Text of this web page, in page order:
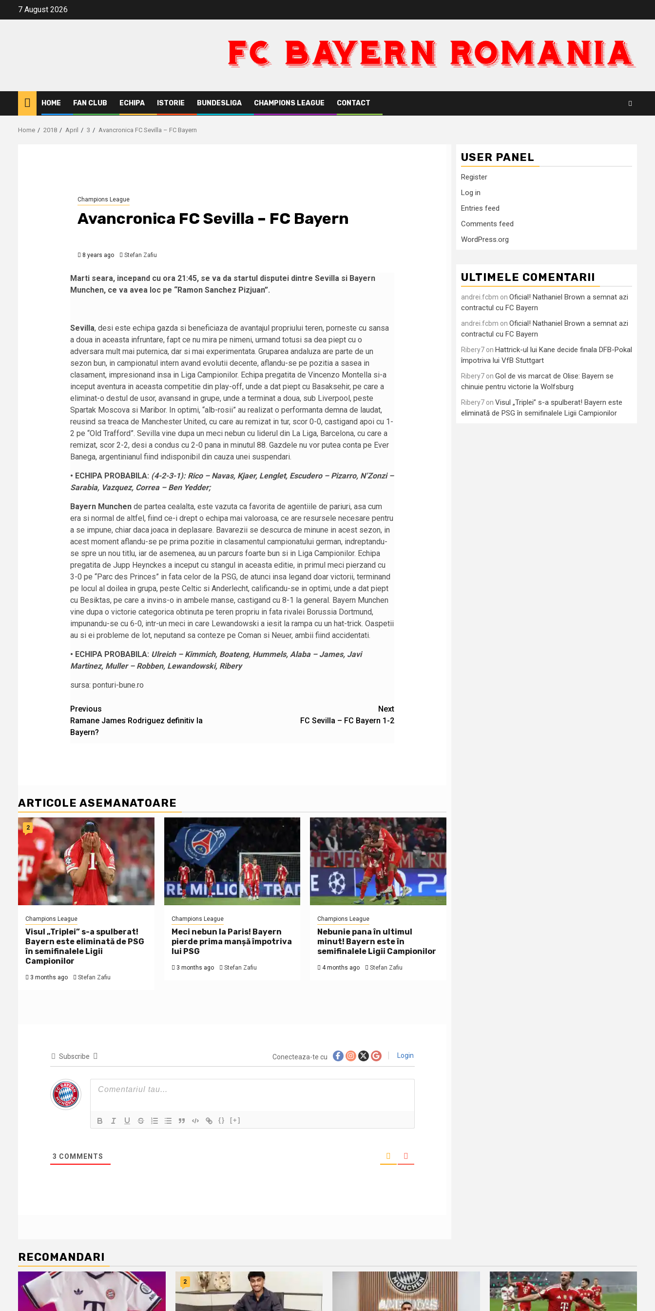
7 August 2026
HOME FAN CLUB ECHIPA ISTORIE BUNDESLIGA CHAMPIONS LEAGUE CONTACT
Home 2018 April 3 Avancronica FC Sevilla – FC Bayern
Champions League
Avancronica FC Sevilla – FC Bayern
8 years ago Stefan Zafiu
Marti seara, incepand cu ora 21:45, se va da startul disputei dintre Sevilla si Bayern
Munchen, ce va avea loc pe “Ramon Sanchez Pizjuan”.
Sevilla, desi este echipa gazda si beneficiaza de avantajul propriului teren, porneste cu sansa
a doua in aceasta infruntare, fapt ce nu mira pe nimeni, urmand totusi sa dea piept cu o
adversara mult mai puternica, dar si mai experimentata. Gruparea andaluza are parte de un
sezon bun, in campionatul intern avand evolutii decente, aflandu-se pe pozitia a sasea in
clasament, impresionand insa in Liga Campionilor. Echipa pregatita de Vincenzo Montella si-a
inceput aventura in aceasta competitie din play-off, unde a dat piept cu Basaksehir, pe care a
eliminat-o destul de usor, avansand in grupe, unde a terminat a doua, sub Liverpool, peste
Spartak Moscova si Maribor. In optimi, “alb-rosii” au realizat o performanta demna de laudat,
reusind sa treaca de Manchester United, cu care au remizat in tur, scor 0-0, castigand apoi cu 1-
2 pe “Old Trafford”. Sevilla vine dupa un meci nebun cu liderul din La Liga, Barcelona, cu care a
remizat, scor 2-2, desi a condus cu 2-0 pana in minutul 88. Gazdele nu vor putea conta pe Ever
Banega, argentinianul fiind indisponibil din cauza unei suspendari.
• ECHIPA PROBABILA: (4-2-3-1): Rico – Navas, Kjaer, Lenglet, Escudero – Pizarro, N’Zonzi –
Sarabia, Vazquez, Correa – Ben Yedder;
Bayern Munchende partea cealalta, este vazuta ca favorita de agentiile de pariuri, asa cum
era si normal de altfel, fiind ce-i drept o echipa mai valoroasa, ce are resursele necesare pentru
a se impune, chiar daca joaca in deplasare. Bavarezii se descurca de minune in acest sezon, in
acest moment aflandu-se pe prima pozitie in clasamentul campionatului german, indreptandu-
se spre un nou titlu, iar de asemenea, au un parcurs foarte bun si in Liga Campionilor. Echipa
pregatita de Jupp Heynckes a inceput cu stangul in aceasta editie, in primul meci pierzand cu
3-0 pe “Parc des Princes” in fata celor de la PSG, de atunci insa legand doar victorii, terminand
pe locul al doilea in grupa, peste Celtic si Anderlecht, calificandu-se in optimi, unde a dat piept
cu Besiktas, pe care a invins-o in ambele manse, castigand cu 8-1 la general. Bayern Munchen
vine dupa o victorie categorica obtinuta pe teren propriu in fata rivalei Borussia Dortmund,
impunandu-se cu 6-0, intr-un meci in care Lewandowski a iesit la rampa cu un hat-trick. Oaspetii
au si ei probleme de lot, neputand sa conteze pe Coman si Neuer, ambii fiind accidentati.
• ECHIPA PROBABILA: Ulreich – Kimmich, Boateng, Hummels, Alaba – James, Javi
Martinez, Muller – Robben, Lewandowski, Ribery
sursa: ponturi-bune.ro
Post
navigation
Previous
Ramane James Rodriguez definitiv la
Bayern?
Next
FC Sevilla – FC Bayern 1-2
ARTICOLE ASEMANATOARE
2
Champions League
Visul „Triplei” s-a spulberat!
Bayern este eliminată de PSG
în semifinalele Ligii
Campionilor
3 months ago Stefan Zafiu
Champions League
Meci nebun la Paris! Bayern
pierde prima manșă împotriva
lui PSG
3 months ago Stefan Zafiu
Champions League
Nebunie pana în ultimul
minut! Bayern este în
semifinalele Ligii Campionilor
4 months ago Stefan Zafiu
Subscribe Conecteaza-te cu Login
{} [+]
3 COMMENTS
USER PANEL
Register
Log in
Entries feed
Comments feed
WordPress.org
ULTIMELE COMENTARII
andrei.fcbm on Oficial! Nathaniel Brown a semnat azi
contractul cu FC Bayern
andrei.fcbm on Oficial! Nathaniel Brown a semnat azi
contractul cu FC Bayern
Ribery7 on Hattrick-ul lui Kane decide finala DFB-Pokal
împotriva lui VfB Stuttgart
Ribery7 on Gol de vis marcat de Olise: Bayern se
chinuie pentru victorie la Wolfsburg
Ribery7 on Visul „Triplei” s-a spulberat! Bayern este
eliminată de PSG în semifinalele Ligii Campionilor
RECOMANDARI
2